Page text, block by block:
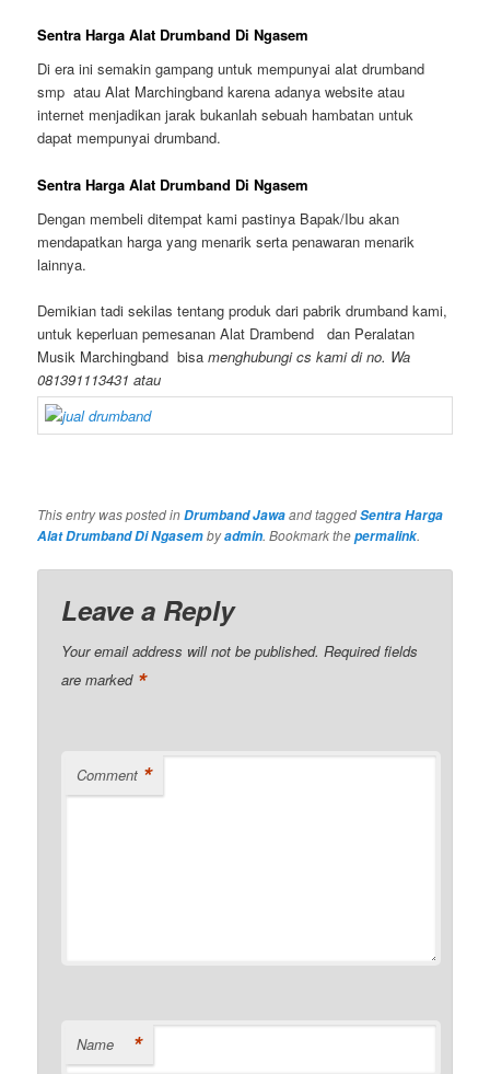
Sentra Harga Alat Drumband Di Ngasem
Di era ini semakin gampang untuk mempunyai alat drumband
smp atau Alat Marchingband karena adanya website atau
internet menjadikan jarak bukanlah sebuah hambatan untuk
dapat mempunyai drumband.
Sentra Harga Alat Drumband Di Ngasem
Dengan membeli ditempat kami pastinya Bapak/Ibu akan
mendapatkan harga yang menarik serta penawaran menarik
lainnya.
Demikian tadi sekilas tentang produk dari pabrik drumband kami,
untuk keperluan pemesanan Alat Drambend dan Peralatan
Musik Marchingband bisamenghubungi cs kami di no. Wa
081391113431 atau
This entry was posted inDrumband Jawaand taggedSentra Harga
Alat Drumband Di Ngasembyadmin. Bookmark thepermalink.
Leave a Reply
Your email address will not be published. Required fields
are marked *
Comment *
Name *